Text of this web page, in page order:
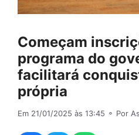
Começam
programa do
facilitará
própria
Em 21/01/2025 às 13:45 ⚬ Por